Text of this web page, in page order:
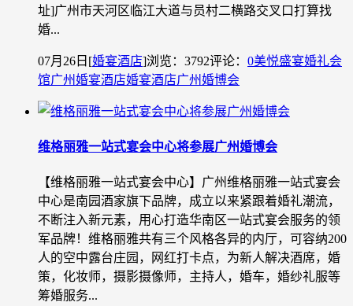
址]广州市天河区临江大道与员村二横路交叉口打算找
婚...
07月26日 [婚宴酒店]浏览：3792评论： 0美悦盛宴婚礼会
馆广州婚宴酒店婚宴酒店广州婚博会
维格丽雅一站式宴会中心将参展广州婚博会
【维格丽雅一站式宴会中心】广州维格丽雅一站式宴会
中心是南园酒家旗下品牌，成立以来紧跟着婚礼潮流，
不断注入新元素，用心打造华南区一站式宴会服务的领
军品牌！维格丽雅共有三个风格各异的内厅，可容纳200
人的空中露台庄园，网红打卡点，为新人解决酒席，婚
策，化妆师，摄影摄像师，主持人，婚车，婚纱礼服等
筹婚服务...